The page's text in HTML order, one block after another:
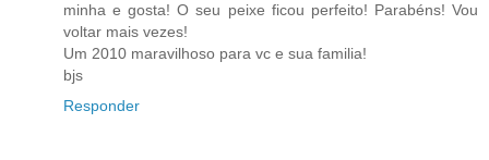
minha e gosta! O seu peixe ficou perfeito! Parabéns! Vou
voltar mais vezes!
Um 2010 maravilhoso para vc e sua familia!
bjs
Responder